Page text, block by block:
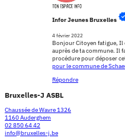
Infor Jeunes Bruxelles
4 février 2022
Bonjour Citoyen fatigue, Il
auprès de ta commune. Il
procédure pour déposer
pour le commune de
Répondre
Bruxelles-J ASBL
Chaussée de Wavre 1326
1160 Auderghem
02 850 64 42
info@bruxelles-j.be